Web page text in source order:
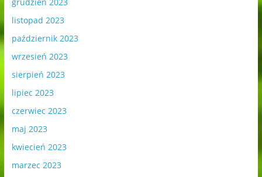
listopad 2023
październik 2023
wrzesień 2023
sierpień 2023
lipiec 2023
czerwiec 2023
maj 2023
kwiecień 2023
marzec 2023